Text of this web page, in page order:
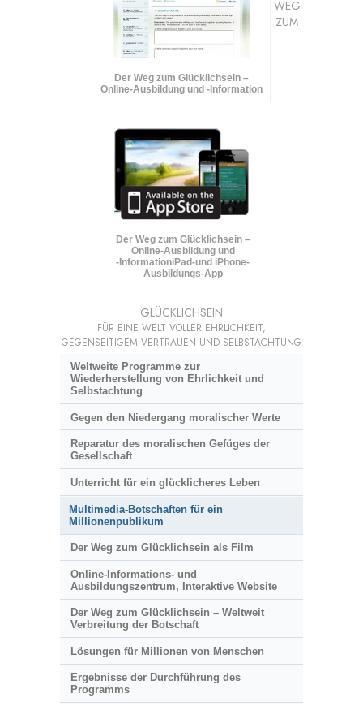
Der Weg zum Glücklichsein –
Online-Ausbildung und -Information
Der Weg zum Glücklichsein –
Online-Ausbildung und
-InformationiPad-und iPhone-
Ausbildungs-App
WEG
ZUM
GLÜCKLICHSEIN
FÜR EINE WELT VOLLER EHRLICHKEIT,
GEGENSEITIGEM VERTRAUEN UND SELBSTACHTUNG
Weltweite Programme zur
Wiederherstellung von Ehrlichkeit und
Selbstachtung
Gegen den Niedergang moralischer Werte
Reparatur des moralischen Gefüges der
Gesellschaft
Unterricht für ein glücklicheres Leben
Multimedia-Botschaften für ein
Millionenpublikum
Der Weg zum Glücklichsein als Film
Online-Informations- und
Ausbildungszentrum, Interaktive Website
Der Weg zum Glücklichsein – Weltweit
Verbreitung der Botschaft
Lösungen für Millionen von Menschen
Ergebnisse der Durchführung des
Programms